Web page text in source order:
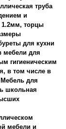
труба
и
1.2мм, торцы
для кухни
мебели для
гигиеническим
в том числе в
для
школьная
мебели и